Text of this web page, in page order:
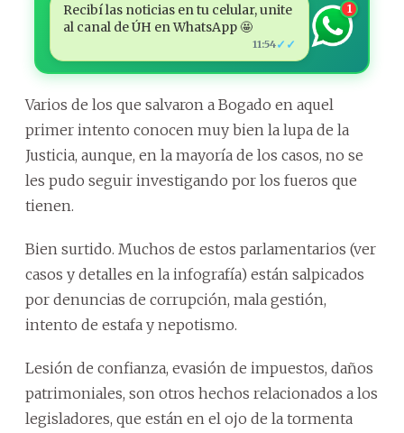
Recibí las noticias en tu celular, unite
al canal de ÚH en WhatsApp 🤩
11:54✓✓
1
Varios de los que salvaron a Bogado en aquel
primer intento conocen muy bien la lupa de la
Justicia, aunque, en la mayoría de los casos, no se
les pudo seguir investigando por los fueros que
tienen.
Bien surtido. Muchos de estos parlamentarios (ver
casos y detalles en la infografía) están salpicados
por denuncias de corrupción, mala gestión,
intento de estafa y nepotismo.
Lesión de confianza, evasión de impuestos, daños
patrimoniales, son otros hechos relacionados a los
legisladores, que están en el ojo de la tormenta